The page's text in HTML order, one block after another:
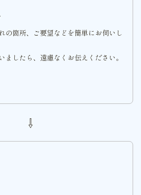
の箇所、ご要望などを簡単にお伺いし
ましたら、遠慮なくお伝えください。
⇩